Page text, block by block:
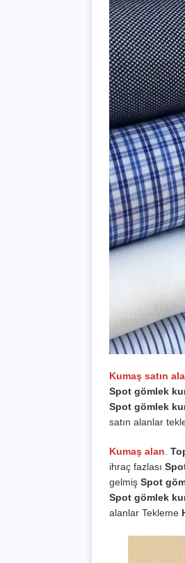
Kumaş satın
Spot gömlek
Spot gömlek
satın alanlar
Kumaş alan
ihraç fazlası
gelmiş Spot
Spot gömlek
alanlar Tekleme